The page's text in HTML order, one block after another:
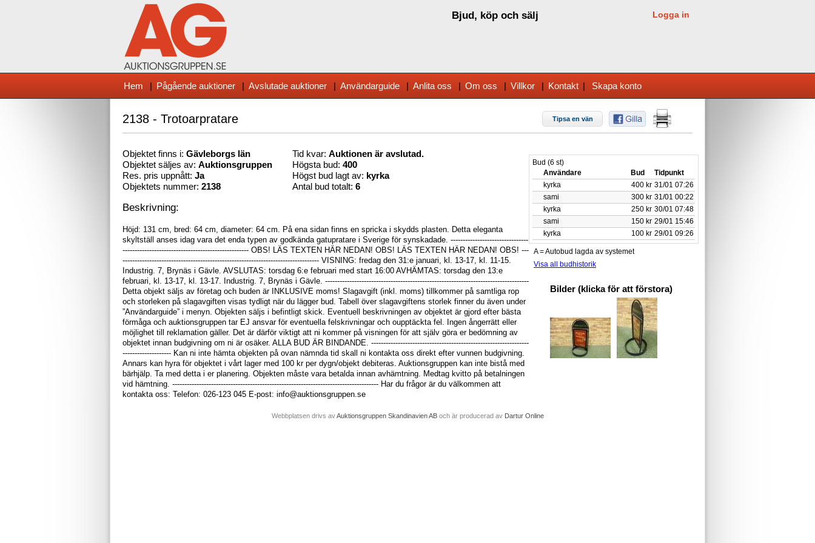
Bjud, köp och sälj Logga in
Hem | Pågående auktioner | Avslutade auktioner | Användarguide | Anlita oss | Om oss | Villkor | Kontakt | Skapa konto
Tipsa en vän
2138 - Trotoarpratare
Objektet finns i: Gävleborgs län
Objektet säljes av: Auktionsgruppen
Res. pris uppnått: Ja
Objektets nummer: 2138
Tid kvar: Auktionen är avslutad.
Högsta bud: 400
Högst bud lagt av: kyrka
Antal bud totalt: 6
Beskrivning:
Höjd: 131 cm, bred: 64 cm, diameter: 64 cm. På ena sidan finns en spricka i skydds plasten. Detta eleganta
skyltställ anses idag vara det enda typen av godkända gatupratare i Sverige för synskadade. --------------------------------
---------------------------------------------------- OBS! LÄS TEXTEN HÄR NEDAN! OBS! LÄS TEXTEN HÄR NEDAN! OBS! ---
--------------------------------------------------------------------------------- VISNING: fredag den 31:e januari, kl. 13-17, kl. 11-15.
Industrig. 7, Brynäs i Gävle. AVSLUTAS: torsdag 6:e februari med start 16:00 AVHÄMTAS: torsdag den 13:e
februari, kl. 13-17, kl. 13-17. Industrig. 7, Brynäs i Gävle. ------------------------------------------------------------------------------------
Detta objekt säljs av företag och buden är INKLUSIVE moms! Slagavgift (inkl. moms) tillkommer på samtliga rop
och storleken på slagavgiften visas tydligt när du lägger bud. Tabell över slagavgiftens storlek finner du även under
”Användarguide” i menyn. Objekten säljs i befintligt skick. Eventuell beskrivningen av objektet är gjord efter bästa
förmåga och auktionsgruppen tar EJ ansvar för eventuella felskrivningar och oupptäckta fel. Ingen ångerrätt eller
möjlighet till reklamation gäller. Det är därför viktigt att ni kommer på visningen för att själv göra er bedömning av
objektet innan budgivning om ni är osäker. ALLA BUD ÄR BINDANDE. -----------------------------------------------------------------
-------------------- Kan ni inte hämta objekten på ovan nämnda tid skall ni kontakta oss direkt efter vunnen budgivning.
Annars kan hyra för objektet i vårt lager med 100 kr per dygn/objekt debiteras. Auktionsgruppen kan inte bistå med
bärhjälp. Ta med detta i er planering. Objekten måste vara betalda innan avhämtning. Medtag kvitto på betalningen
vid hämtning. ------------------------------------------------------------------------------------- Har du frågor är du välkommen att
kontakta oss: Telefon: 026-123 045 E-post: info@auktionsgruppen.se
Bilder (klicka för att förstora)
Webbplatsen drivs avAuktionsgruppen Skandinavien AB och är producerad av Dartur Online